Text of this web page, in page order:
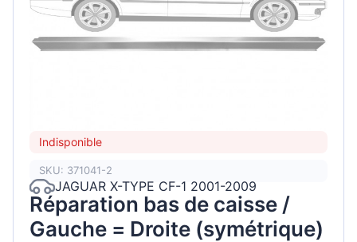
Indisponible
SKU: 371041-2
JAGUAR X-TYPE CF-1 2001-2009
Réparation bas de caisse /
Gauche = Droite (symétrique)